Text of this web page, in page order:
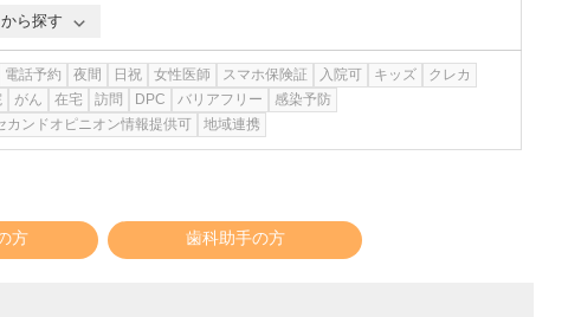
ら探す
電話予約 夜間 日祝 女性医師 スマホ保険証 入院可 キッズ
クレカ
がん 在宅 訪問 DPC バリアフリー
感染予防
カンドオピニオン情報提供可 地域連携
方 歯科助手の方